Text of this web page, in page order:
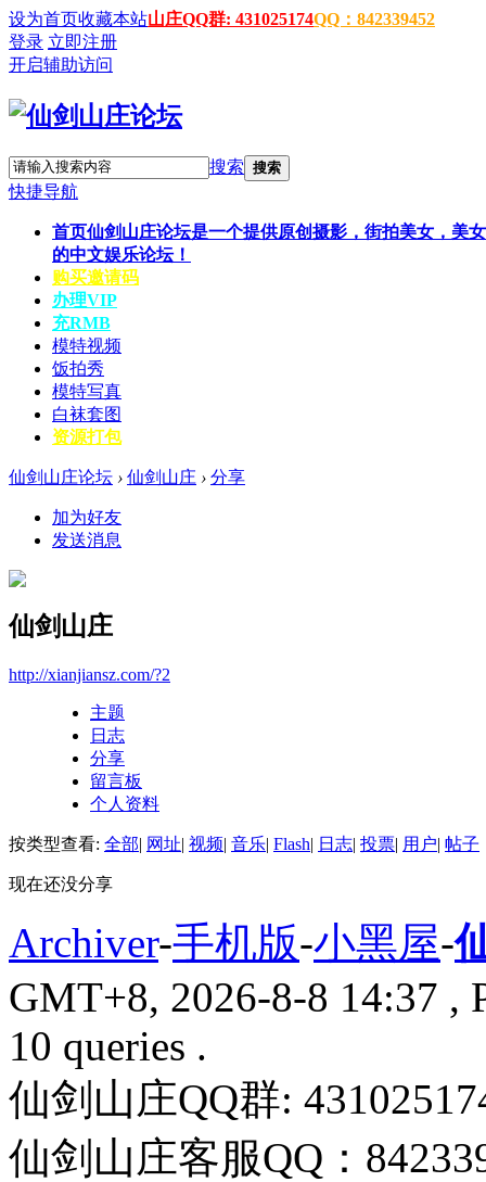
设为首页收藏本站山庄QQ群: 431025174QQ：842339452
登录 立即注册
开启辅助访问
搜索 搜索
快捷导航
首页仙剑山庄论坛是一个提供原创摄影，街拍美女，美
的中文娱乐论坛！
购买邀请码
办理VIP
充RMB
模特视频
饭拍秀
模特写真
白袜套图
资源打包
仙剑山庄论坛 › 仙剑山庄 › 分享
加为好友
发送消息
仙剑山庄
http://xianjiansz.com/?2
主题
日志
分享
留言板
个人资料
按类型查看: 全部| 网址| 视频| 音乐| Flash| 日志| 投票| 用户| 帖子
现在还没分享
Archiver-手机版-小黑屋-
GMT+8, 2026-8-8 14:37 ,
10 queries .
仙剑山庄QQ群:
仙剑山庄客服QQ：